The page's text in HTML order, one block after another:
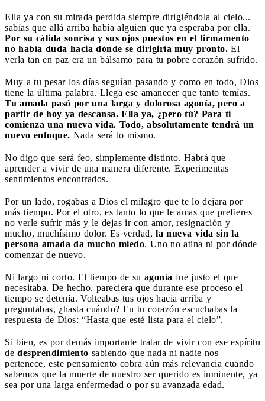
Ella ya con su mirada perdida siempre dirigiéndola al cielo...
sabías que allá arriba había alguien que ya esperaba por ella.
Por su cálida sonrisa y sus ojos puestos en el firmamento
no había duda hacia dónde se dirigiría muy pronto. El
verla tan en paz era un bálsamo para tu pobre corazón sufrido.
Muy a tu pesar los días seguían pasando y como en todo, Dios
tiene la última palabra. Llega ese amanecer que tanto temías.
Tu amada pasó por una larga y dolorosa agonía, pero a
partir de hoy ya descansa. Ella ya, ¿pero tú? Para ti
comienza una nueva vida. Todo, absolutamente tendrá un
nuevo enfoque. Nada será lo mismo.
No digo que será feo, simplemente distinto. Habrá que
aprender a vivir de una manera diferente. Experimentas
sentimientos encontrados.
Por un lado, rogabas a Dios el milagro que te lo dejara por
más tiempo. Por el otro, es tanto lo que le amas que prefieres
no verle sufrir más y le dejas ir con amor, resignación y
mucho, muchísimo dolor. Es verdad, la nueva vida sin la
persona amada da mucho miedo. Uno no atina ni por dónde
comenzar de nuevo.
Ni largo ni corto. El tiempo de su agonía fue justo el que
necesitaba. De hecho, pareciera que durante ese proceso el
tiempo se detenía. Volteabas tus ojos hacia arriba y
preguntabas, ¿hasta cuándo? En tu corazón escuchabas la
respuesta de Dios: “Hasta que esté lista para el cielo”.
Si bien, es por demás importante tratar de vivir con ese espíritu
de desprendimiento sabiendo que nada ni nadie nos
pertenece, este pensamiento cobra aún más relevancia cuando
sabemos que la muerte de nuestro ser querido es inminente, ya
sea por una larga enfermedad o por su avanzada edad.